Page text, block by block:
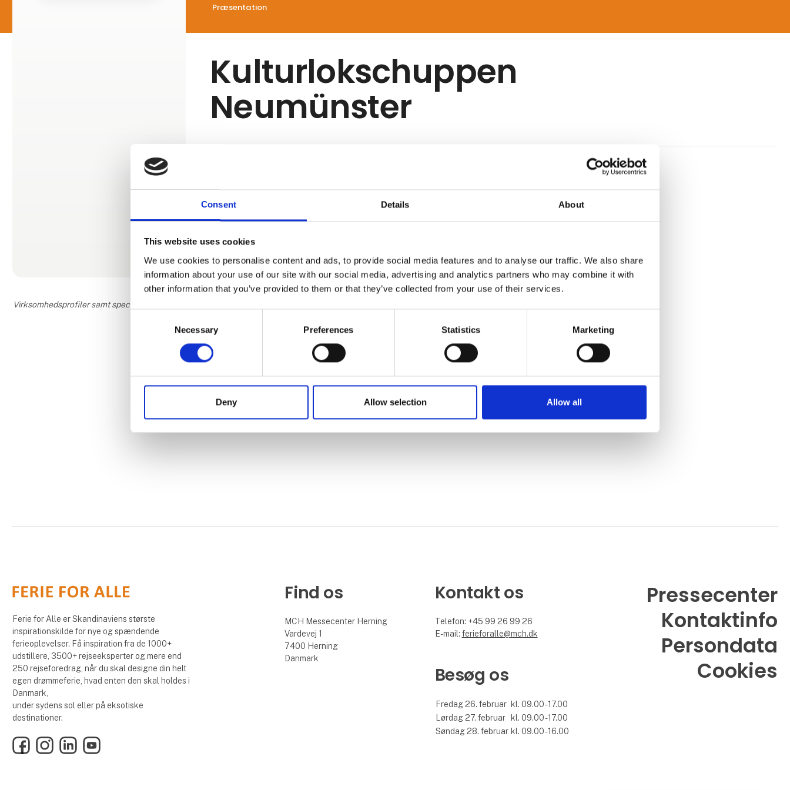
Consent Details About
This website uses cookies
We use cookies to personalise content and ads, to provide social media features and to analyse our traffic. We also share
information about your use of our site with our social media, advertising and analytics partners who may combine it with
other information that you’ve provided to them or that they’ve collected from your use of their services.
Necessary Preferences Statistics Marketing
Deny Allow selection Allow all
Præsentation
Kulturlokschuppen
Neumünster
Dog har de endnu ikke oplyst yderligere beskrivelse på deres profil.
Virksomhedsprofiler samt speciale- og interesseområder er udfyldt og tilføjet af leverandørerne og er ikke baseret på viden eller vurdering fra Ferie for Alle.
Ferie for Alle er Skandinaviens største
inspirationskilde for nye og spændende
ferieoplevelser. Få inspiration fra de 1000+
udstillere, 3500+ rejseeksperter og mere end
250 rejseforedrag, når du skal designe din helt
egen drømmeferie, hvad enten den skal holdes i
Danmark,
under sydens sol eller på eksotiske
destinationer.
FacebookInstagramLinkedInYouTube
Find os
MCH Messecenter Herning
Vardevej 1
7400 Herning
Danmark
Kontakt os
Telefon: +45 99 26 99 26
E-mail: ferieforalle@mch.dk
Besøg os
Fredag 26. februar kl. 09.00 - 17.00
Lørdag 27. februar kl. 09.00 - 17.00
Søndag 28. februar kl. 09.00 - 16.00
Pressecenter
Kontaktinfo
Persondata
Cookies